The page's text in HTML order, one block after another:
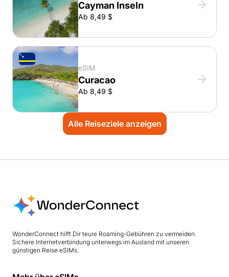
Cayman Inseln
Ab 8,49 $
eSIM
Curacao
Ab 8,49 $
Alle Reiseziele anzeigen
WonderConnect hilft Dir teure Roaming-Gebühren zu vermeiden.
Sichere Internetverbindung unterwegs im Ausland mit unseren
günstigen Reise eSIMs.